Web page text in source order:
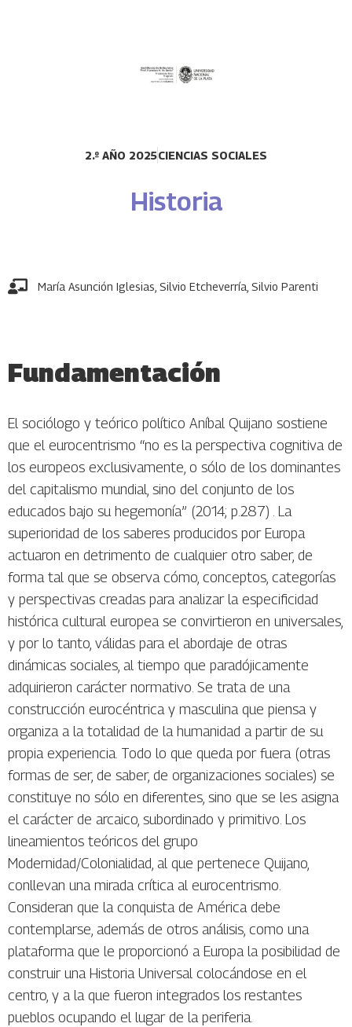
2.º AÑO 2025CIENCIAS SOCIALES
Historia
María Asunción Iglesias Silvio Etcheverría Silvio Parenti
Fundamentación
El sociólogo y teórico político Aníbal Quijano sostiene
que el eurocentrismo “no es la perspectiva cognitiva de
los europeos exclusivamente, o sólo de los dominantes
del capitalismo mundial, sino del conjunto de los
educados bajo su hegemonía” (2014; p.287) . La
superioridad de los saberes producidos por Europa
actuaron en detrimento de cualquier otro saber, de
forma tal que se observa cómo, conceptos, categorías
y perspectivas creadas para analizar la especificidad
histórica cultural europea se convirtieron en universales,
y por lo tanto, válidas para el abordaje de otras
dinámicas sociales, al tiempo que paradójicamente
adquirieron carácter normativo. Se trata de una
construcción eurocéntrica y masculina que piensa y
organiza a la totalidad de la humanidad a partir de su
propia experiencia. Todo lo que queda por fuera (otras
formas de ser, de saber, de organizaciones sociales) se
constituye no sólo en diferentes, sino que se les asigna
el carácter de arcaico, subordinado y primitivo. Los
lineamientos teóricos del grupo
Modernidad/Colonialidad, al que pertenece Quijano,
conllevan una mirada crítica al eurocentrismo.
Consideran que la conquista de América debe
contemplarse, además de otros análisis, como una
plataforma que le proporcionó a Europa la posibilidad de
construir una Historia Universal colocándose en el
centro, y a la que fueron integrados los restantes
pueblos ocupando el lugar de la periferia.